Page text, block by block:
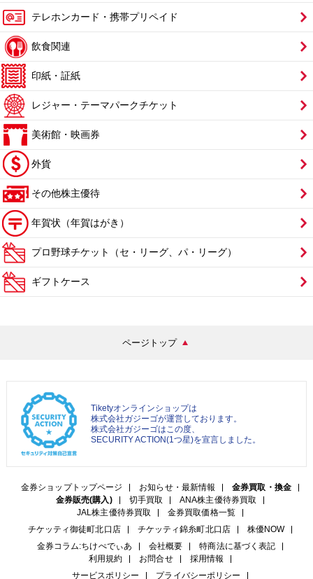
テレホンカード・携帯プリペイド
飲食関連
印紙・証紙
レジャー・テーマパークチケット
美術館・映画券
外貨
その他株主優待
年賀状（年賀はがき）
プロ野球チケット（セ・リーグ、パ・リーグ）
ギフトケース
ページトップ
Tiketyオンラインショップは
株式会社ガジーゴが運営しております。
株式会社ガジーゴはこの度、
SECURITY ACTION(1つ星)を宣言しました。
金券ショップトップページ お知らせ・最新情報
金券買取・換金
金券販売(購入)
切手買取
ANA株主優待券買取
JAL株主優待券買取
金券買取価格一覧
チケッティ御徒町北口店
チケッティ錦糸町北口店
株優NOW
金券コラム:ちけぺでぃあ
会社概要
特商法に基づく表記
利用規約
お問合せ
採用情報
サービスポリシー
プライバシーポリシー